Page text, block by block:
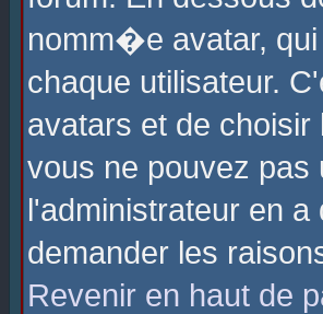
nomm�e avatar,
chaque utilisateur.
avatars et de
vous ne pouvez pas
l'administrateur en
demander les
Revenir en haut de